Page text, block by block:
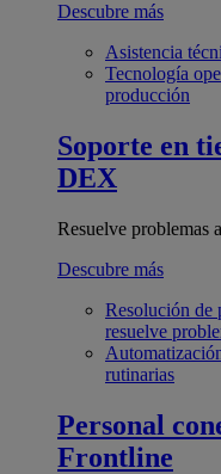
Descubre más
Asistencia
Tecnología
producción
Soporte en
DEX
Resuelve problemas
Descubre más
Resolución de
resuelve
rutinarias
Personal
Frontline